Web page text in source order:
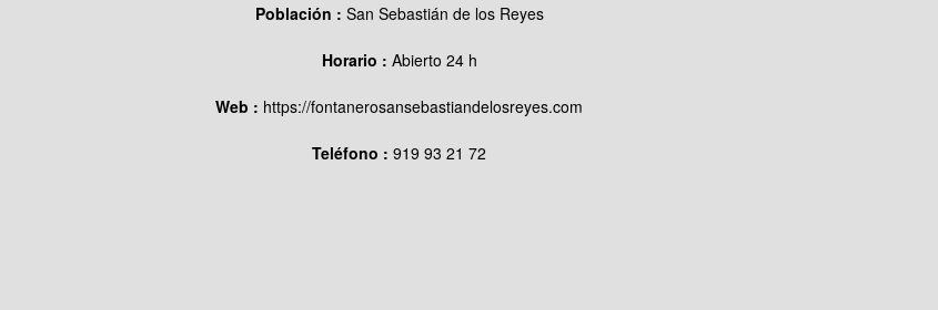
Población : San Sebastián de los Reyes
Horario : Abierto 24 h
Web : https://fontanerosansebastiandelosreyes.com
Teléfono : 919 93 21 72